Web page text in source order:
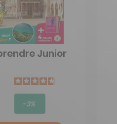
Junior
-3%